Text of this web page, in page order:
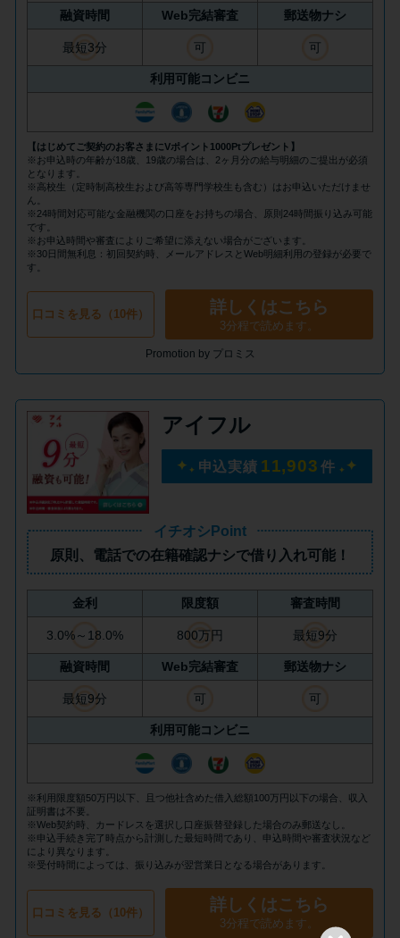
てはいけない理由と借りた場合
の対処法
申し込みブラックとは?判断の目
安や審査に通らない理由
ブラックでもお金を借りるに
は？3つの判断基準と工面法
アコムはブラックでも審査に通
る？ 自分がブラックか確かめる
方法
アコムとレイクどっちがいい
の？ カードローンの選び方を徹
底解説！
プロミスの返済方法を徹底解
説！ もっとも便利でお得な返済
方法はどれ？
年収が低い＆他社借入があると
落ちる？バンクイックの口コミ
みずほ銀行カードローンの問い
合わせ先とシーン別の問い合わ
せ方法
融資時間 Web完結審査 郵送物ナシ
最短3分 可 可
利用可能コンビニ
【はじめてご契約のお客さまにVポイント1000Ptプレゼント】
※お申込時の年齢が18歳、19歳の場合は、2ヶ月分の給与明細のご提出が必須
となります。
※高校生（定時制高校生および高等専門学校生も含む）はお申込いただけませ
ん。
※24時間対応可能な金融機関の口座をお持ちの場合、原則24時間振り込み可能
です。
※お申込時間や審査によりご希望に添えない場合がございます。
※30日間無利息：初回契約時、メールアドレスとWeb明細利用の登録が必要で
す。
口コミを見る（10件） 詳しくはこちら
3分程で読めます。
Promotion by プロミス
アイフル
申込実績 11,903 件
イチオシPoint
原則、
電話での在籍確認ナシで借り入れ可能！
金利 限度額 審査時間
3.0%～18.0% 800万円 最短9分
融資時間 Web完結審査 郵送物ナシ
最短9分 可 可
利用可能コンビニ
※利用限度額50万円以下、且つ他社含めた借入総額100万円以下の場合、収入
証明書は不要。
※Web契約時、カードレスを選択し口座振替登録した場合のみ郵送なし。
※申込手続き完了時点から計測した最短時間であり、申込時間や審査状況など
により異なります。
※受付時間によっては、振り込みが翌営業日となる場合があります。
口コミを見る（10件） 詳しくはこちら
3分程で読めます。